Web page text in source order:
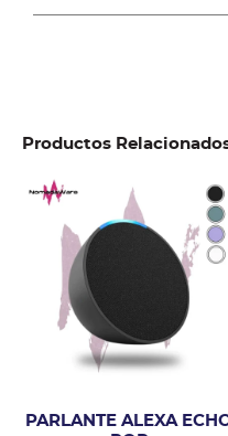
Productos
PARLANTE ALEXA